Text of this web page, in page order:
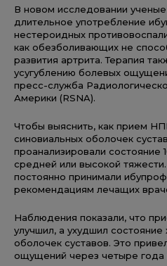
В новом исследовании
длительное употребление
нестероидных
как обезболивающих не
развития артрита. Терапия
усугублению болевых
пресс-служба
Америки (RSNA).
Чтобы выяснить, как прием
синовиальных оболочек
проанализировали состояние
средней или высокой
постоянно принимали
рекомендациям лечащих
Наблюдения показали, что
улучшил, а ухудшил
оболочек суставов. Это
ощущений через четыре года